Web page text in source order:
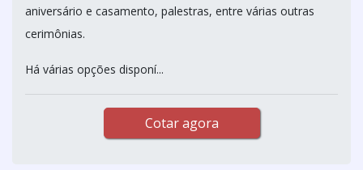
aniversário e casamento, palestras, entre várias outras
cerimônias.
Há várias opções disponí...
Cotar agora